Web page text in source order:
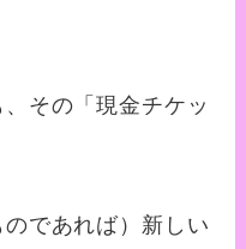
その「現金チケッ
のであれば）新しい